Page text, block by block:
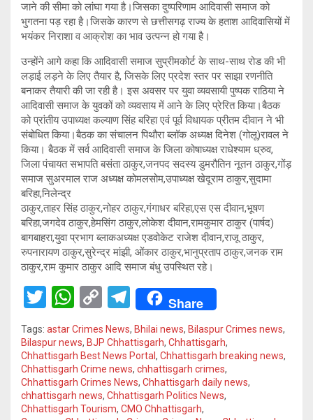
जाने की सीमा को लांघा गया है।जिसका दुष्परिणाम आदिवासी समाज को
भुगतना पड़ रहा है।जिसके कारण से छत्तीसगढ़ राज्य के हताश आदिवासियों में
भयंकर निराशा व आक्रोश का भाव उत्पन्न हो गया है।
उन्होंने आगे कहा कि आदिवासी समाज सुप्रीमकोर्ट के साथ-साथ रोड की भी
लड़ाई लड़ने के लिए तैयार है, जिसके लिए प्रदेश स्तर पर साझा रणनीति
बनाकर तैयारी की जा रही है। इस अवसर पर युवा व्यवसायी पुष्पक राठिया ने
आदिवासी समाज के युवकों को व्यवसाय में आने के लिए प्रेरित किया।बैठक
को प्रांतीय उपाध्यक्ष कल्याण सिंह बरिहा एवं पूर्व विधायक प्रीतम दीवान ने भी
संबोधित किया।बैठक का संचालन पिथौरा ब्लॉक अध्यक्ष दिनेश (गोलू)रावल ने
किया। बैठक में सर्व आदिवासी समाज के जिला कोषाध्यक्ष राधेश्याम ध्रुव,
जिला पंचायत सभापति बसंता ठाकुर,जनपद सदस्य डुमरौतिन नूतन ठाकुर,गोंड़
समाज सुअरमाल राज अध्यक्ष कोमलसोम,उपाध्यक्ष खेदूराम ठाकुर,सुदामा
बरिहा,निलेन्द्र
ठाकुर,ताहर सिंह ठाकुर,नोहर ठाकुर,गंगाधर बरिहा,एस एस दीवान,भूषण
बरिहा,जगदेव ठाकुर,हेमसिंग ठाकुर,लोकेश दीवान,रामकुमार ठाकुर (पार्षद)
बागबाहरा,युवा प्रभाग ब्लाकअध्यक्ष एडवोकेट राजेश दीवान,राजू ठाकुर,
रुपनारायण ठाकुर,सुरेन्द्र मांझी, ओंकार ठाकुर,भानुप्रताप ठाकुर,जनक राम
ठाकुर,राम कुमार ठाकुर आदि समाज बंधु उपस्थित रहे।
T
wi
tt
er
W
h
at
s
A
p
C
o
py
Li
n
k
T
el
e
gr
a
m
Share
Tags: astar Crimes News, Bhilai news, Bilaspur Crimes news,
Bilaspur news, BJP Chhattisgarh, Chhattisgarh,
Chhattisgarh Best News Portal , Chhattisgarh breaking news,
Chhattisgarh Crime news, chhattisgarh crimes,
Chhattisgarh Crimes News, Chhattisgarh daily news,
chhattisgarh news, Chhattisgarh Politics News,
Chhattisgarh Tourism, CMO Chhattisgarh,